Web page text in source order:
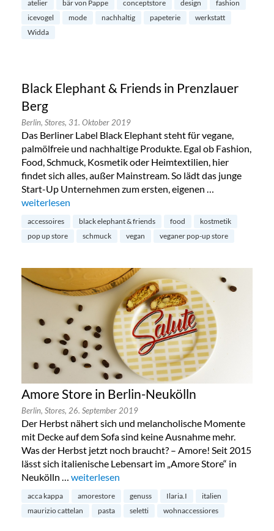
atelier bär von Pappe conceptstore design
fashion
icevogel
mode nachhaltig papeterie
werkstatt
Widda
Black Elephant & Friends in Prenzlauer
Berg
Berlin, Stores, 31. Oktober 2019
Das Berliner Label Black Elephant steht für vegane,
palmölfreie und nachhaltige Produkte. Egal ob Fashion,
Food, Schmuck, Kosmetik oder Heimtextilien, hier
findet sich alles, außer Mainstream. So lädt das junge
Start-Up Unternehmen zum ersten, eigenen …
„Black Elephant & Friends in Prenzlauer Berg“
weiterlesen
accessoires black elephant & friends food
kostmetik
pop up store
schmuck vegan veganer pop-up store
Amore Store in Berlin-Neukölln
Berlin, Stores, 26. September 2019
Der Herbst nähert sich und melancholische Momente
mit Decke auf dem Sofa sind keine Ausnahme mehr.
Was der Herbst jetzt noch braucht? – Amore! Seit 2015
lässt sich italienische Lebensart im „Amore Store“ in
Neukölln … „Amore Store in Berlin-Neukölln“
weiterlesen
acca kappa amorestore genuss Ilaria.I
italien
maurizio cattelan
pasta seletti wohnaccessiores